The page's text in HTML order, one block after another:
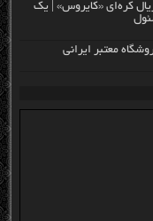
کره‌ای «کایروس» | یک